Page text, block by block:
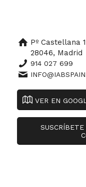
Pº Castellana
28046, Madrid
914 027 699
VER EN